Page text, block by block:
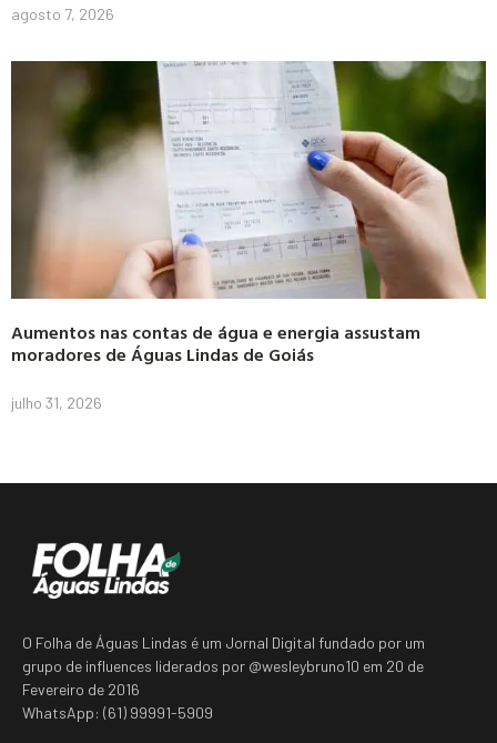
agosto 7, 2026
Aumentos nas contas de água e energia assustam
moradores de Águas Lindas de Goiás
julho 31, 2026
O Folha de Águas Lindas é um Jornal Digital fundado por um
grupo de influences liderados por @wesleybruno10 em 20 de
Fevereiro de 2016
WhatsApp: (61) 99991-5909